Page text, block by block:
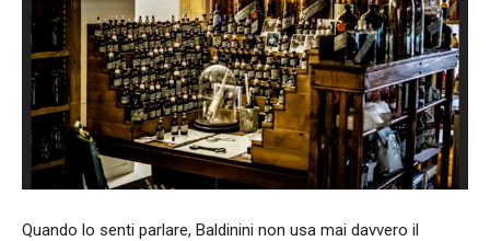
Quando lo senti parlare, Baldinini non usa mai davvero il